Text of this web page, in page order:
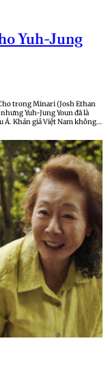
Yuh-Jung
trong Minari (Josh Ethan
Yuh-Jung Youn đã là
Á. Khán giả Việt Nam không…